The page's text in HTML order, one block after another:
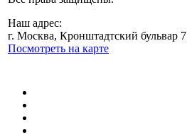
Наш адрес:
г. Москва, Кронштадтский бульвар 7
Посмотреть на карте